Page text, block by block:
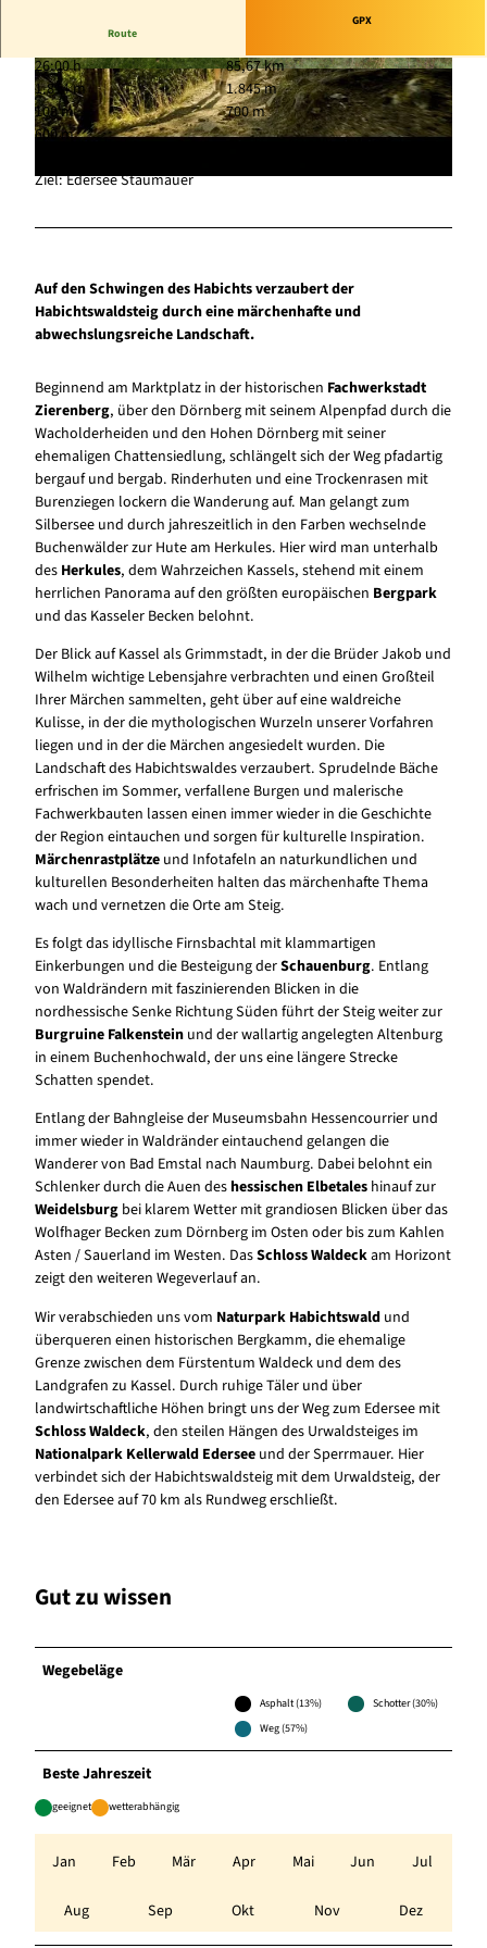
i
d
e
o
b
p
e
l
e
© GrimmHeimat NordHessen, Paavo Blofield |
CC-BY
© TAG Naturpark Habichtswald, Claudia Thöne
|CC-BY
Route
GPX
26:00 h
85,67 km
1.814 m
1.845 m
100 m
700 m
600 m
Ziel: Edersee Staumauer
Auf den Schwingen des Habichts verzaubert der
Habichtswaldsteig durch eine märchenhafte und
abwechslungsreiche Landschaft.
Beginnend am Marktplatz in der historischen Fachwerkstadt
Zierenberg, über den Dörnberg mit seinem Alpenpfad durch die
Wacholderheiden und den Hohen Dörnberg mit seiner
ehemaligen Chattensiedlung, schlängelt sich der Weg pfadartig
bergauf und bergab. Rinderhuten und eine Trockenrasen mit
Burenziegen lockern die Wanderung auf. Man gelangt zum
Silbersee und durch jahreszeitlich in den Farben wechselnde
Buchenwälder zur Hute am Herkules. Hier wird man unterhalb
des Herkules, dem Wahrzeichen Kassels, stehend mit einem
herrlichen Panorama auf den größten europäischen Bergpark
und das Kasseler Becken belohnt.
Der Blick auf Kassel als Grimmstadt, in der die Brüder Jakob und
Wilhelm wichtige Lebensjahre verbrachten und einen Großteil
Ihrer Märchen sammelten, geht über auf eine waldreiche
Kulisse, in der die mythologischen Wurzeln unserer Vorfahren
liegen und in der die Märchen angesiedelt wurden. Die
Landschaft des Habichtswaldes verzaubert. Sprudelnde Bäche
erfrischen im Sommer, verfallene Burgen und malerische
Fachwerkbauten lassen einen immer wieder in die Geschichte
der Region eintauchen und sorgen für kulturelle Inspiration.
Märchenrastplätze und Infotafeln an naturkundlichen und
kulturellen Besonderheiten halten das märchenhafte Thema
wach und vernetzen die Orte am Steig.
Es folgt das idyllische Firnsbachtal mit klammartigen
Einkerbungen und die Besteigung derSchauenburg. Entlang
von Waldrändern mit faszinierenden Blicken in die
nordhessische Senke Richtung Süden führt der Steig weiter zur
Burgruine Falkenstein und der wallartig angelegten Altenburg
in einem Buchenhochwald, der uns eine längere Strecke
Schatten spendet.
Entlang der Bahngleise der Museumsbahn Hessencourrier und
immer wieder in Waldränder eintauchend gelangen die
Wanderer von Bad Emstal nach Naumburg. Dabei belohnt ein
Schlenker durch die Auen deshessischen Elbetales hinauf zur
Weidelsburg bei klarem Wetter mit grandiosen Blicken über das
Wolfhager Becken zum Dörnberg im Osten oder bis zum Kahlen
Asten / Sauerland im Westen. DasSchloss Waldeckam Horizont
zeigt den weiteren Wegeverlauf an.
Wir verabschieden uns vom Naturpark Habichtswald und
überqueren einen historischen Bergkamm, die ehemalige
Grenze zwischen dem Fürstentum Waldeck und dem des
Landgrafen zu Kassel. Durch ruhige Täler und über
landwirtschaftliche Höhen bringt uns der Weg zum Edersee mit
Schloss Waldeck, den steilen Hängen des Urwaldsteiges im
Nationalpark Kellerwald Edersee und der Sperrmauer. Hier
verbindet sich der Habichtswaldsteig mit dem Urwaldsteig, der
den Edersee auf 70 km als Rundweg erschließt.
Gut zu wissen
Wegebeläge
Asphalt (13%)
Schotter (30%)
Weg (57%)
Beste Jahreszeit
geeignet wetterabhängig
Jan Feb Mär Apr Mai Jun Jul
Aug Sep Okt Nov Dez